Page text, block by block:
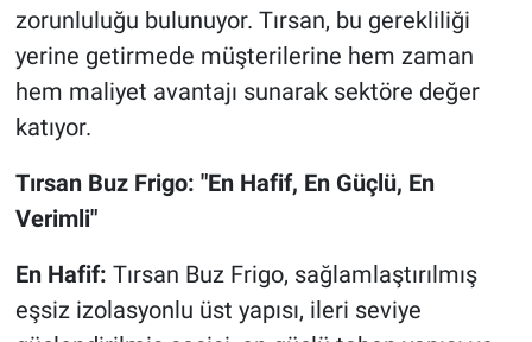
zorunluluğu bulunuyor. Tırsan, bu gerekliliği
yerine getirmede müşterilerine hem zaman
hem maliyet avantajı sunarak sektöre değer
katıyor.
Tırsan Buz Frigo: "En Hafif, En Güçlü, En
Verimli"
En Hafif: Tırsan Buz Frigo, sağlamlaştırılmış
eşsiz izolasyonlu üst yapısı, ileri seviye